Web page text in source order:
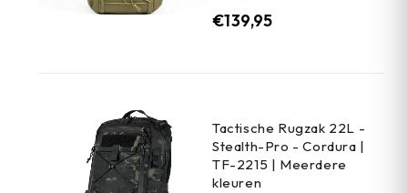
€139,95
Tactische Rugzak 22L -
Stealth-Pro - Cordura |
TF-2215 | Meerdere
kleuren